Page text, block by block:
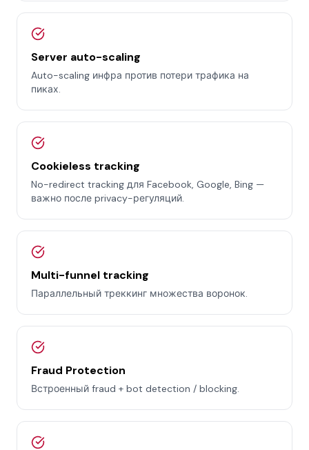
Server auto-scaling
Auto-scaling инфра против потери трафика на
пиках.
Cookieless tracking
No-redirect tracking для Facebook, Google, Bing —
важно после privacy-регуляций.
Multi-funnel tracking
Параллельный треккинг множества воронок.
Fraud Protection
Встроенный fraud + bot detection / blocking.